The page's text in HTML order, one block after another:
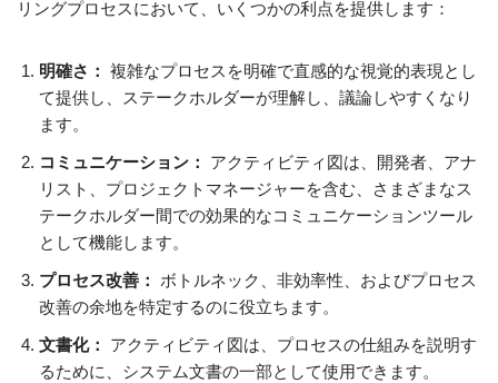
リングプロセスにおいて、いくつかの利点を提供します：
明確さ： 複雑なプロセスを明確で直感的な視覚的表現とし
て提供し、ステークホルダーが理解し、議論しやすくなり
ます。
コミュニケーション：
アクティビティ図は、開発者、アナ
リスト、プロジェクトマネージャーを含む、さまざまなス
テークホルダー間での効果的なコミュニケーションツール
として機能します。
プロセス改善：
ボトルネック、非効率性、およびプロセス
改善の余地を特定するのに役立ちます。
文書化：
アクティビティ図は、プロセスの仕組みを説明す
るために、システム文書の一部として使用できます。